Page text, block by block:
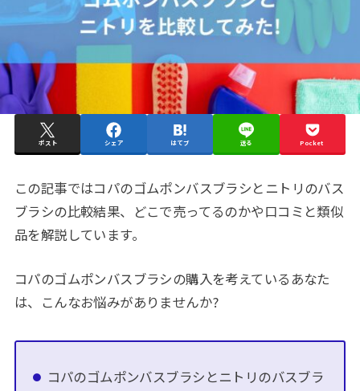
ポスト シェア はてブ 送る Pocket
この記事ではコパのゴムポンバスブラシとニトリのバス
ブラシの比較結果、どこで売ってるのかや口コミと類似
品を解説しています。
コパのゴムポンバスブラシの購入を考えているあなた
は、こんなお悩みがありませんか?
コパのゴムポンバスブラシとニトリのバスブラ